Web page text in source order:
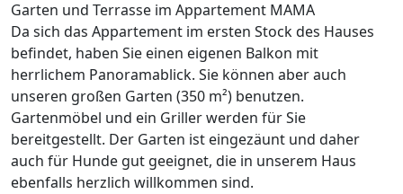
Garten und Terrasse im Appartement MAMA
Da sich das Appartement im ersten Stock des Hauses
befindet, haben Sie einen eigenen Balkon mit
herrlichem Panoramablick. Sie können aber auch
unseren großen Garten (350 m²) benutzen.
Gartenmöbel und ein Griller werden für Sie
bereitgestellt. Der Garten ist eingezäunt und daher
auch für Hunde gut geeignet, die in unserem Haus
ebenfalls herzlich willkommen sind.